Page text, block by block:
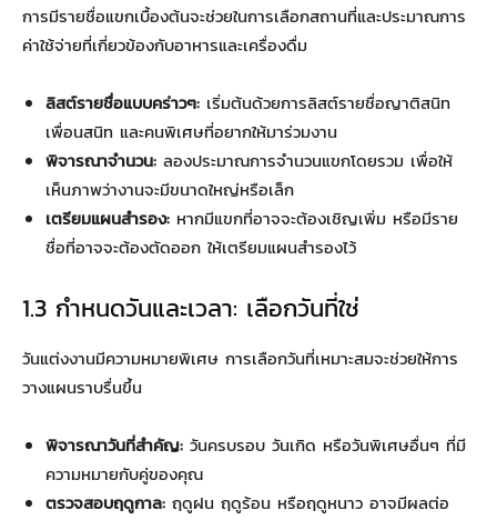
การมีรายชื่อแขกเบื้องต้นจะช่วยในการเลือกสถานที่และประมาณการ
ค่าใช้จ่ายที่เกี่ยวข้องกับอาหารและเครื่องดื่ม
ลิสต์รายชื่อแบบคร่าวๆ: เริ่มต้นด้วยการลิสต์รายชื่อญาติสนิท
เพื่อนสนิท และคนพิเศษที่อยากให้มาร่วมงาน
พิจารณาจำนวน: ลองประมาณการจำนวนแขกโดยรวม เพื่อให้
เห็นภาพว่างานจะมีขนาดใหญ่หรือเล็ก
เตรียมแผนสำรอง: หากมีแขกที่อาจจะต้องเชิญเพิ่ม หรือมีราย
ชื่อที่อาจจะต้องตัดออก ให้เตรียมแผนสำรองไว้
1.3 กำหนดวันและเวลา: เลือกวันที่ใช่
วันแต่งงานมีความหมายพิเศษ การเลือกวันที่เหมาะสมจะช่วยให้การ
วางแผนราบรื่นขึ้น
พิจารณาวันที่สำคัญ: วันครบรอบ วันเกิด หรือวันพิเศษอื่นๆ ที่มี
ความหมายกับคู่ของคุณ
ตรวจสอบฤดูกาล: ฤดูฝน ฤดูร้อน หรือฤดูหนาว อาจมีผลต่อ